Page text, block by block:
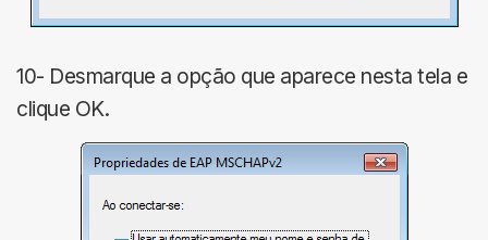
10- Desmarque a opção que aparece nesta tela e
clique OK.